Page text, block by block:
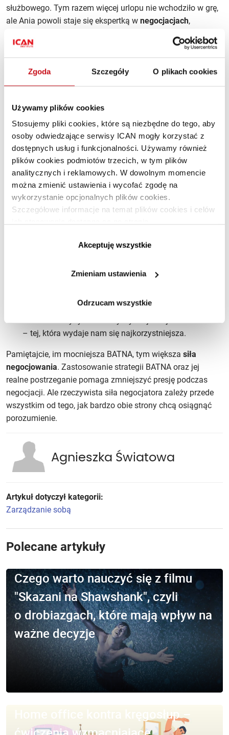
Zgoda Szczegóły O plikach cookies
Używamy plików cookies
Stosujemy pliki cookies, które są niezbędne do tego, aby
osoby odwiedzające serwisy ICAN mogły korzystać z
dostępnych usług i funkcjonalności. Używamy również
plików cookies podmiotów trzecich, w tym plików
analitycznych i reklamowych. W dowolnym momencie
można zmienić ustawienia i wycofać zgodę na
wykorzystanie opcjonalnych plików cookies.
Szczegółowe informacje na temat plików cookies i celów
Akceptuję wszystkie
Zmieniam ustawienia
Odrzucam wszystkie
służbowego. Tym razem więcej urlopu nie wchodziło w grę,
ale Ania powoli staje się ekspertką w negocjacjach,
strategię FITD (
), czy może DITF
(door‑in‑the‑face) − zależy nie tylko od umiejętności
negocjacyjnych drugiej strony, ale również od oceny
sytuacji.
Siła negocjatora zależy od chęci osiągnięcia
porozumienia przez obie strony #negocjacje
Tweetnij
Jaka płynie dla nas lekcja z tej historii?
BATNA kształtuje się podczas kilku etapów:
jeśli druga strona się nie zgodzi, jak bardzo ja będę
Następnie udoskonalamy kilka najbardziej
osiągnięcia porozumienia?
– tej, która wydaje nam się najkorzystniejsza.
Pamiętajcie, im mocniejsza BATNA, tym większa siła
negocjowania. Zastosowanie strategii BATNA oraz jej
realne postrzeganie pomaga zmniejszyć presję podczas
negocjacji. Ale rzeczywista siła negocjatora zależy przede
wszystkim od tego, jak bardzo obie strony chcą osiągnąć
porozumienie.
Agnieszka Światowa
Artykuł dotyczył kategorii:
Zarządzanie sobą
Polecane artykuły
Czego warto nauczyć się z filmu
"Skazani na Shawshank", czyli
o drobiazgach, które mają wpływ na
ważne decyzje
Home office kontra kręgosłup –